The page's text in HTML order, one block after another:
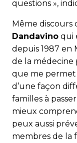
questions »,
Même discours
Dandavino qui
depuis 1987 en
de la médecine
que me permet
d’une façon
familles à
mieux
peux aussi
membres de la